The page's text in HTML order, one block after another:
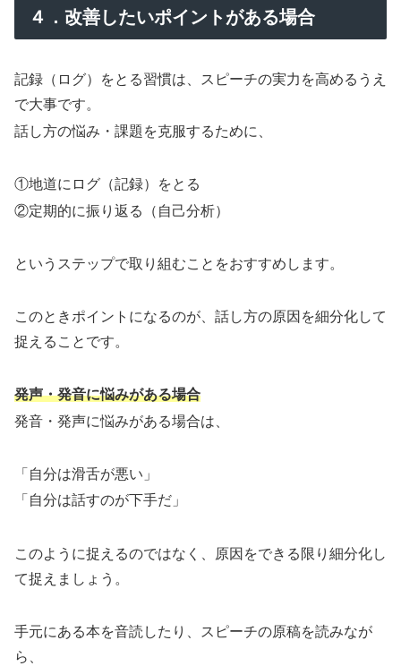
４．改善したいポイントがある場合
記録（ログ）をとる習慣は、スピーチの実力を高めるうえ
で大事です。
話し方の悩み・課題を克服するために、
①地道にログ（記録）をとる
②定期的に振り返る（自己分析）
というステップで取り組むことをおすすめします。
このときポイントになるのが、話し方の原因を細分化して
捉えることです。
発声・発音に悩みがある場合
発音・発声に悩みがある場合は、
「自分は滑舌が悪い」
「自分は話すのが下手だ」
このように捉えるのではなく、原因をできる限り細分化し
て捉えましょう。
手元にある本を音読したり、スピーチの原稿を読みなが
ら、